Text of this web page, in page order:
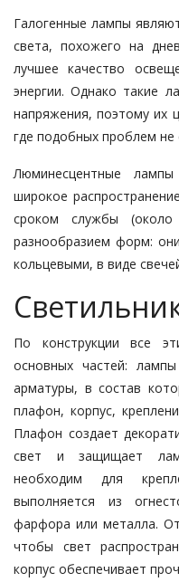
Галогенные лампы
света, похожего на
лучшее качество
энергии. Однако такие
напряжения, поэтому их
где подобных проблем не
Люминесцентные лампы
широкое
сроком службы
разнообразием форм:
кольцевыми, в виде
По конструкции все
основных частей:
арматуры, в состав
плафон, корпус,
Плафон создает
свет и защищает
необходим для
выполняется из
фарфора или металла.
чтобы свет
корпус обеспечивает